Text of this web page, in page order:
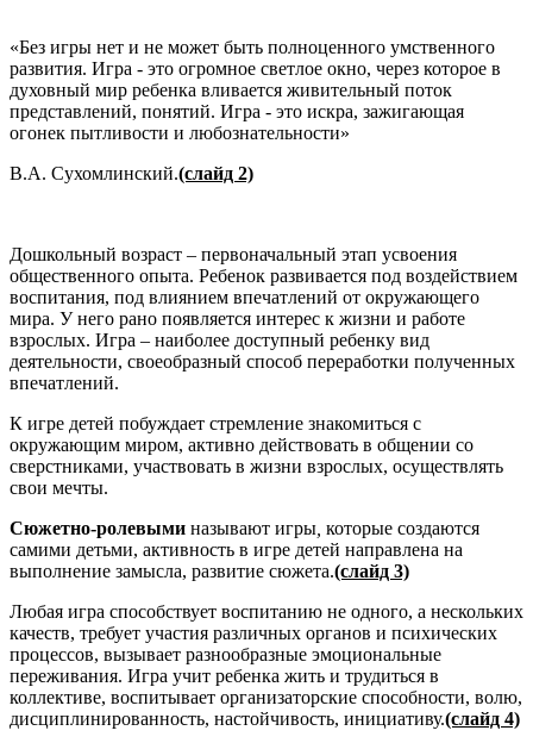
«Без игры нет и не может быть полноценного умственного
развития. Игра - это огромное светлое окно, через которое в
духовный мир ребенка вливается живительный поток
представлений, понятий. Игра - это искра, зажигающая
огонек пытливости и любознательности»
В.А. Сухомлинский.(слайд 2)
Дошкольный возраст – первоначальный этап усвоения
общественного опыта. Ребенок развивается под воздействием
воспитания, под влиянием впечатлений от окружающего
мира. У него рано появляется интерес к жизни и работе
взрослых. Игра – наиболее доступный ребенку вид
деятельности, своеобразный способ переработки полученных
впечатлений.
К игре детей побуждает стремление знакомиться с
окружающим миром, активно действовать в общении со
сверстниками, участвовать в жизни взрослых, осуществлять
свои мечты.
Сюжетно-ролевыми называют игры которые создаются
самими детьми, активность в игре детей направлена на
выполнение замысла, развитие сюжета.(слайд 3)
Любая игра способствует воспитанию не одного, а нескольких
качеств, требует участия различных органов и психических
процессов, вызывает разнообразные эмоциональные
переживания. Игра учит ребенка жить и трудиться в
коллективе, воспитывает организаторские способности, волю,
дисциплинированность, настойчивость, инициативу.(слайд 4)